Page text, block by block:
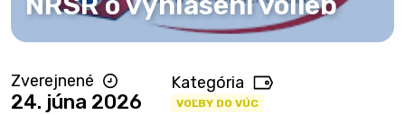
Zverejnené
24. júna 2026
Kategória
VOĽBY DO VÚC